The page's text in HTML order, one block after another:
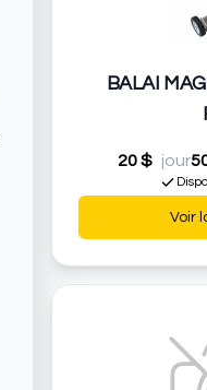
BALAI
20 $ jour
Voir